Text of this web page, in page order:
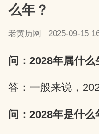
么年？
老黄历网 2025-09-15
问：2028年属什么
答：一般来说，
问：2028年是什么